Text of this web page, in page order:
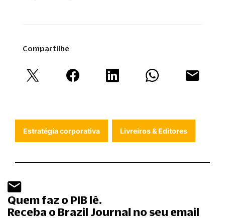
Compartilhe
Estratégia corporativa Livreiros & Editores
Quem faz o PIB lê.
Receba o Brazil Journal no seu email